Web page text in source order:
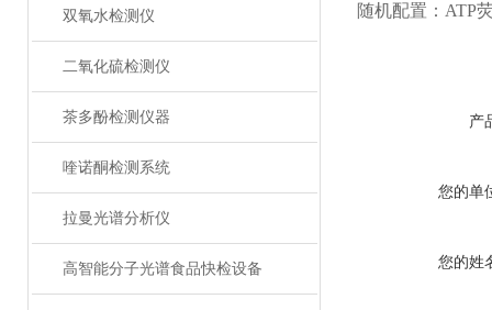
双氧水检测仪
二氧化硫检测仪
茶多酚检测仪器
喹诺酮检测系统
拉曼光谱分析仪
高智能分子光谱食品快检设备
随机配置：ATP
产
您的单
您的姓